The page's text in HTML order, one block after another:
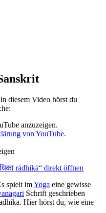
diesem Video hörst du
anzuzeigen.
von YouTube.
rādhikā“ direkt öffnen
spielt imYoga eine gewisse
Schrift geschrieben
Hier hörst du, wie eine